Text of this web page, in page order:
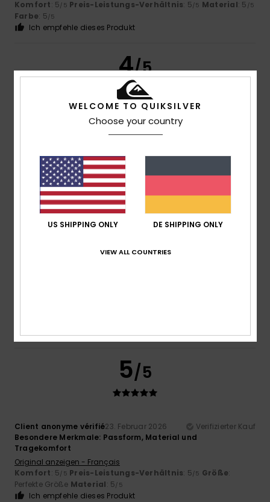
Komfort: 5/5 Preis-Leistungs-Verhältnis: 5/5 Material: 5 /5
Farbe: 5/5
Ich empfehle dieses Produkt
4/5
22. März 2026
Nichts daran auszusetzen, genau so, wie ich es erwartet
Original anzeigen - English
Komfort: 4/5 Preis-Leistungs-Verhältnis
: 4/5
5 /5
5/5
Client anonyme vérifié23. Februar 2026
Verifizierter Kauf
Besondere Merkmale: Passform, Material und
Tragekomfort
Original anzeigen - Français
Komfort: 5/5 Preis-Leistungs-Verhältnis: 5/5 Größe:
Perfekte Größe Material: 5/5
Ich empfehle dieses Produkt
WELCOME TO QUIKSILVER
Choose your country
US SHIPPING ONLY DE SHIPPING ONLY
VIEW ALL COUNTRIES